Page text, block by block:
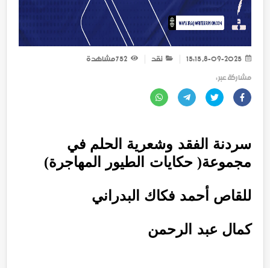
نقد 752
مشاهدة
مشاركة عبر :
سردنة الفقد وشعرية الحلم في
مجموعة( حكايات الطيور المهاجرة)
للقاص أحمد فكاك البدراني
كمال عبد الرحمن